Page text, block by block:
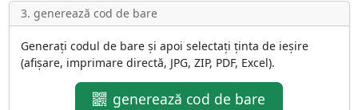
3. generează cod de bare
Generați codul de bare și apoi selectați ținta de ieșire
(afișare, imprimare directă, JPG, ZIP, PDF, Excel).
generează cod de bare